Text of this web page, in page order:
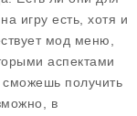
игру есть, хотя и
мод меню
аспектами
сможешь получить
в